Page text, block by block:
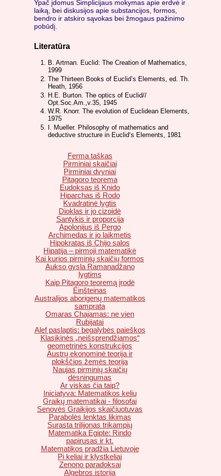
Ypač įdomus Simplicijaus mokymas apie erdvė ir
laiką, bei diskusijos apie substancijos, formos,
bendro ir atskiro sąvokas bei žmogaus pažinimo
pobūdį.
Literatūra
B. Artman. Euclid: The Creation of Mathematics,
1999
The Thirteen Books of Euclid’s Elements, ed. Th.
Heath, 1956
H.E. Burton. The optics of Euclid//
Opt.Soc.Am.,v.35, 1945
W.R. Knorr. The evolution of Euclidean Elements,
1975
I. Mueller. Philosophy of mathematics and
deductive structure in Euclid‘s Elements, 1981
Ferma taškas
Pirminiai skaičiai
Pirminiai dvyniai
Pitagoro teorema
Eudoksas iš Knido
Hiparchas iš Rodo
Kvadratinė lygtis
Dioklas ir jo cizoidė
Santykis ir proporcija
Apolonijus iš Pergo
Archimedas ir jo laikmetis
Hipokratas iš Chijo salos
Hipatija – pirmoji matematikė
Kai kurios pirminių skaičių formos
Aukso gysla Ramanadžano
lygtims
Kaip Pitagoro teoremą įrodė
Einšteinas
Australijos aborigenų matematikos
samprata
Omaras Chajamas: ne vien
Rubijatai
Alef paslaptis: begalybės paieškos
Klasikinės „neišsprendžiamos“
geometrinės konstrukcijos
Austrų ekonominė teorija ir
plokščios žemės teorija
Naujas pirminių skaičių
dėsningumas
Ar viskas čia taip?
Iniciatyva: Matematikos keliu
Graikų matematikai - filosofai
Senovės Graikijos skaičiuotuvas
Parabolės lenktas likimas
Surasta trilijonas trikampių
Matematika Egipte: Rindo
papirusas ir kt.
Matematikos pradžia Lietuvoje
Pi keliai ir klystkeliai
Zenono paradoksai
Algebros istorija